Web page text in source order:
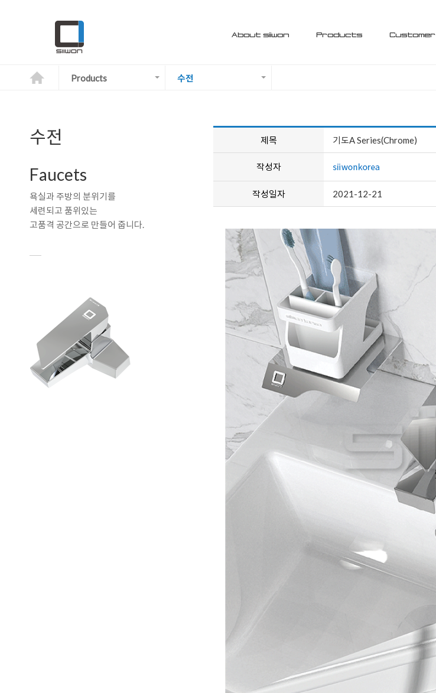
About siiwon Products Customer
Products 수전
수전
Faucets
욕실과 주방의 분위기를
세련되고 품위있는
고품격 공간으로 만들어 줍니다.
제목 기도A Series(Chrome)
작성자
작성일자 2021-12-21